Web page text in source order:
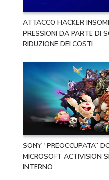
ATTACCO HACKER
PRESSIONI DA PARTE DI
RIDUZIONE DEI COSTI
SONY “PREOCCUPATA”
MICROSOFT ACTIVISION
INTERNO